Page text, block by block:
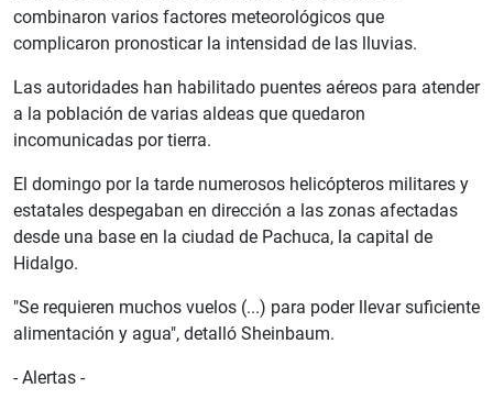
combinaron varios factores meteorológicos que
complicaron pronosticar la intensidad de las lluvias.
Las autoridades han habilitado puentes aéreos para atender
a la población de varias aldeas que quedaron
incomunicadas por tierra.
El domingo por la tarde numerosos helicópteros militares y
estatales despegaban en dirección a las zonas afectadas
desde una base en la ciudad de Pachuca, la capital de
Hidalgo.
"Se requieren muchos vuelos (...) para poder llevar suficiente
alimentación y agua", detalló Sheinbaum.
- Alertas -